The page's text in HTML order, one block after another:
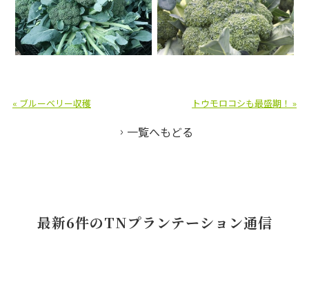
« ブルーベリー収穫 トウモロコシも最盛期！ »
一覧へもどる
最新6件のTNプランテーション通信